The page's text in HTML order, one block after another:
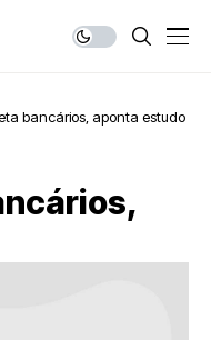
bancários, aponta estudo